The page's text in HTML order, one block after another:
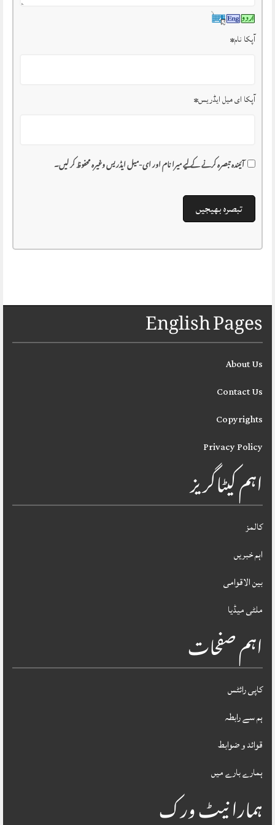
آپکا نام*
آپکا ای میل ایڈریس*
آئیندہ تبصرہ کرنے کے لیے میرا نام اور ای-میل ایڈریس وغیرہ محفوظ کر لیں۔
English Pages
About Us
Contact Us
Copyrights
Privacy Policy
اہم کیٹاگریز
کالمز
اہم خبریں
بین الاقوامی
ملٹی میڈیا
اہم صفحات
کاپی رائٹس
ہم سے رابطہ
قوائد و ضوابط
ہمارے بارے میں